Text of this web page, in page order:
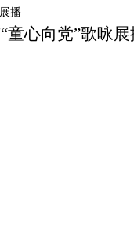
播
心向党”歌咏